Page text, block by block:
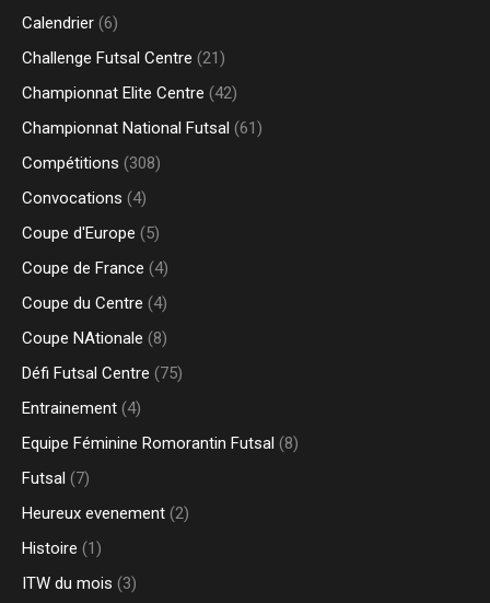
Calendrier (6)
Challenge Futsal Centre (21)
Championnat Elite Centre (42)
Championnat National Futsal (61)
Compétitions (308)
Convocations (4)
Coupe d'Europe (5)
Coupe de France (4)
Coupe du Centre (4)
Coupe NAtionale (8)
Défi Futsal Centre (75)
Entrainement (4)
Equipe Féminine Romorantin Futsal (8)
Futsal (7)
Heureux evenement (2)
Histoire (1)
ITW du mois (3)